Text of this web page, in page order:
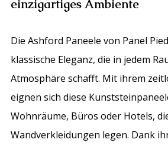
einzigartiges Ambiente
Die Ashford Paneele von Panel
klassische Eleganz, die in jedem
Atmosphäre schafft. Mit ihrem
eignen sich diese
Wohnräume, Büros oder Hotels,
Wandverkleidungen legen. Dank